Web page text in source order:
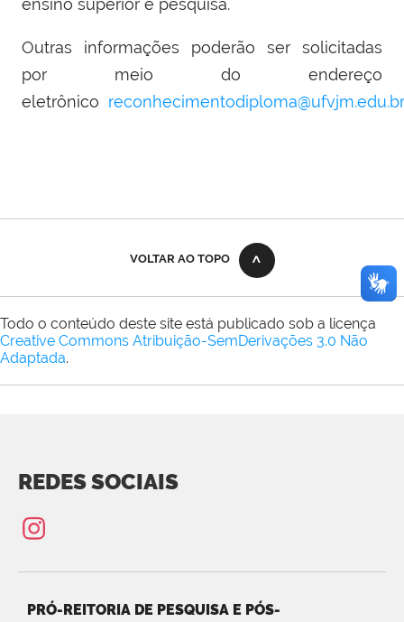
ensino superior e pesquisa.
Outras informações poderão ser solicitadas
por meio do endereço
eletrônico reconhecimentodiploma@ufvjm.edu.br
VOLTAR AO TOPO
Todo o conteúdo deste site está publicado sob a licença
Creative Commons Atribuição-SemDerivações 3.0 Não
Adaptada.
REDES SOCIAIS
PRÓ-REITORIA DE PESQUISA E PÓS-